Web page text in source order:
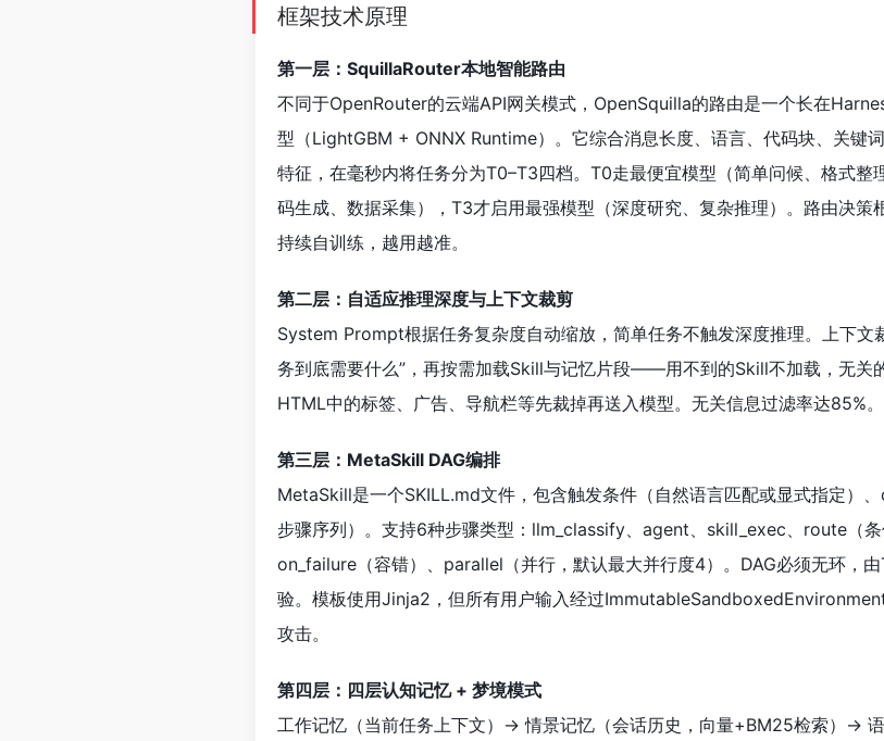
框架技术原理
第一层：SquillaRouter本地智能路由
不同于OpenRouter的云端API网关模式，OpenSquilla的路由是一个长在
型（LightGBM + ONNX Runtime）。它综合消息长度、语言、代码块、关键
特征，在毫秒内将任务分为T0–T3四档。T0走最便宜模型（简单问候、格式整
码生成、数据采集），T3才启用最强模型（深度研究、复杂推理）。路由决策
持续自训练，越用越准。
第二层：自适应推理深度与上下文裁剪
System Prompt根据任务复杂度自动缩放，简单任务不触发深度推理。上下文
务到底需要什么”，再按需加载Skill与记忆片段——用不到的Skill不加载，无关
HTML中的标签、广告、导航栏等先裁掉再送入模型。无关信息过滤率达85%。
第三层：MetaSkill DAG编排
MetaSkill是一个SKILL.md文件，包含触发条件（自然语言匹配或显式指定）
步骤序列）。支持6种步骤类型：llm_classify、agent、skill_exec、route（条
on_failure（容错）、parallel（并行，默认最大并行度4）。DAG必须无环，
验。模板使用Jinja2，但所有用户输入经过
攻击。
第四层：四层认知记忆 + 梦境模式
工作记忆（当前任务上下文）→ 情景记忆（会话历史，向量+BM25检索）→